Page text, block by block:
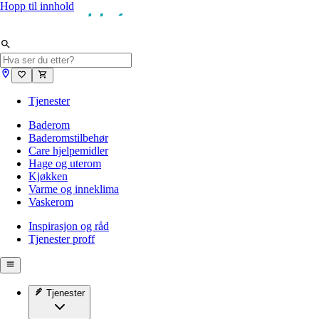
Hopp til innhold
Tjenester
Baderom
Baderomstilbehør
Care hjelpemidler
Hage og uterom
Kjøkken
Varme og inneklima
Vaskerom
Inspirasjon og råd
Tjenester proff
Tjenester